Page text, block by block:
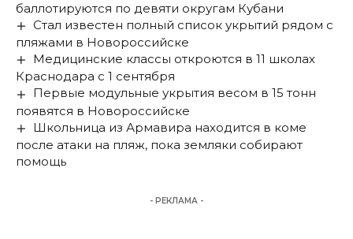
баллотируются по девяти округам Кубани
Стал известен полный список укрытий рядом с
пляжами в Новороссийске
Медицинские классы откроются в 11 школах
Краснодара с 1 сентября
Первые модульные укрытия весом в 15 тонн
появятся в Новороссийске
Школьница из Армавира находится в коме
после атаки на пляж, пока земляки собирают
помощь
- РЕКЛАМА -